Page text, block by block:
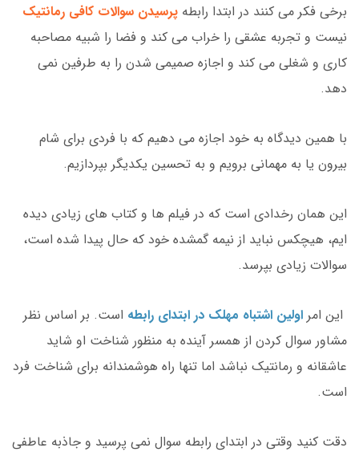
برخی فکر می کنند در ابتدا رابطه پرسیدن سوالات کافی رمانتیک
نیست و تجربه عشقی را خراب می کند و فضا را شبیه مصاحبه
کاری و شغلی می کند و اجازه صمیمی شدن را به طرفین نمی
دهد.
با همین دیدگاه به خود اجازه می دهیم که با فردی برای شام
بیرون یا به مهمانی برویم و به تحسین یکدیگر بپردازیم.
این همان رخدادی است که در فیلم ها و کتاب های زیادی دیده
ایم، هیچکس نباید از نیمه گمشده خود که حال پیدا شده است،
سوالات زیادی بپرسد.
این امر اولین اشتباه مهلک در ابتدای رابطه است. بر اساس نظر
مشاور سوال کردن از همسر آینده به منظور شناخت او شاید
عاشقانه و رمانتیک نباشد اما تنها راه هوشمندانه برای شناخت فرد
است.
دقت کنید وقتی در ابتدای رابطه سوال نمی پرسید و جاذبه عاطفی